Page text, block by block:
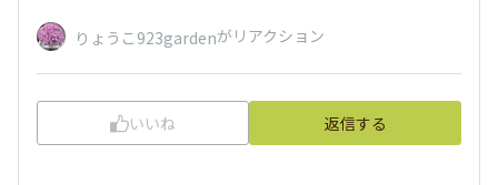
りょうこ923gardenがリアクション
いいね 返信する